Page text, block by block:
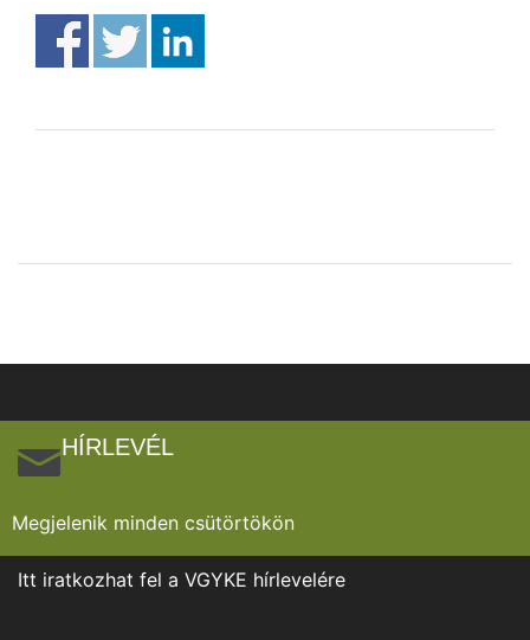
HÍRLEVÉL
Megjelenik minden csütörtökön
Itt iratkozhat fel a VGYKE hírlevelére